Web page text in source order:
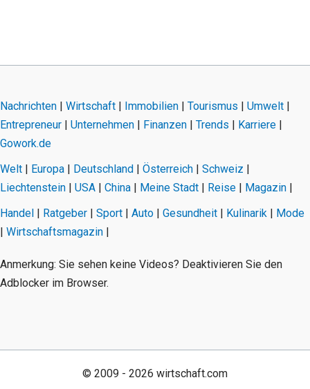
Nachrichten | Wirtschaft | Immobilien | Tourismus | Umwelt |
Entrepreneur | Unternehmen | Finanzen | Trends | Karriere |
Gowork.de
Welt | Europa | Deutschland | Österreich | Schweiz |
Liechtenstein | USA | China | Meine Stadt | Reise | Magazin |
Handel | Ratgeber | Sport | Auto | Gesundheit | Kulinarik | Mode
| Wirtschaftsmagazin |
Anmerkung: Sie sehen keine Videos? Deaktivieren Sie den
Adblocker im Browser.
© 2009 - 2026 wirtschaft.com